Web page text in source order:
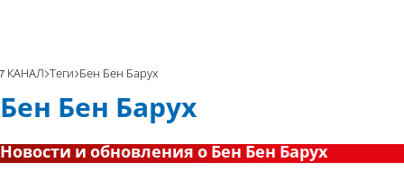
7 КАНАЛ Теги Бен Бен Барух
Бен Бен Барух
Новости и обновления о Бен Бен Барух